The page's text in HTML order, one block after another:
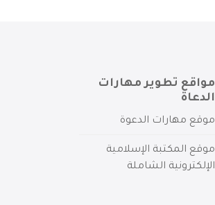
مواقع تطوير مهارات
الدعاة
موقع مهارات الدعوة
موقع المكتبة الإسلامية
الإلكترونية الشاملة